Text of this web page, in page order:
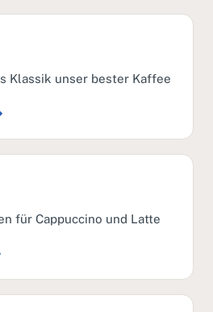
Klassik unser bester Kaffee
für Cappuccino und Latte